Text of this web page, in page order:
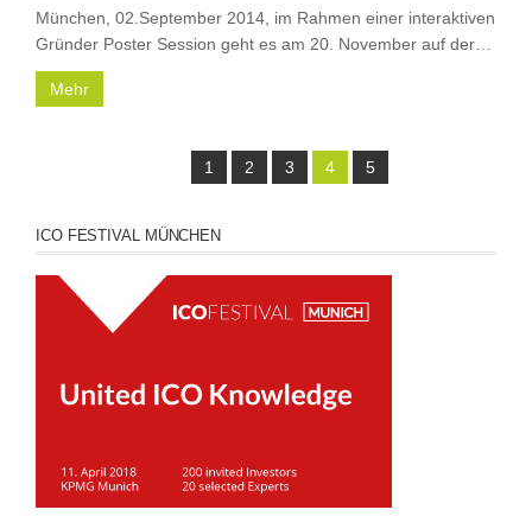
München, 02.September 2014, im Rahmen einer interaktiven
Gründer Poster Session geht es am 20. November auf der…
Mehr
1 2 3 4 5
ICO FESTIVAL MÜNCHEN